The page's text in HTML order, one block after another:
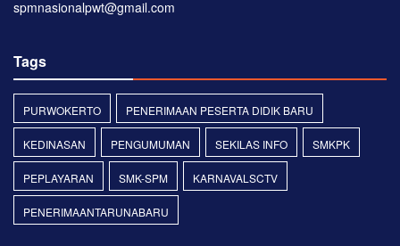
spmnasionalpwt@gmail.com
Tags
PURWOKERTO PENERIMAAN PESERTA DIDIK BARU
KEDINASAN PENGUMUMAN SEKILAS INFO SMKPK
PEPLAYARAN SMK-SPM KARNAVALSCTV
PENERIMAANTARUNABARU